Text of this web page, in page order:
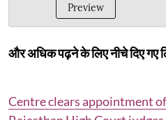
Preview
और अधिक पढ़ने के लिए नीचे दिए गए
Centre clears appointment